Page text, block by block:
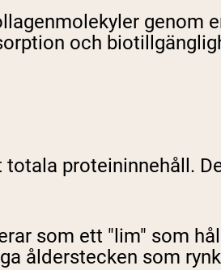
genom
och
proteininnehåll.
som ett "lim" som
ålderstecken som